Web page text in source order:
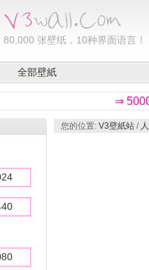
80,000 张壁纸，10种界面语言！
全部壁紙
⇒
您的位置: V3壁紙站 /